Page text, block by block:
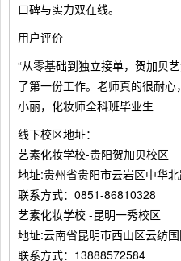
口碑与实力双在线。
用户评价
“从零基础到独立接单，贺加贝
了第一份工作。老师真的很耐
小丽，化妆师全科班毕业生
线下校区地址：
艺素化妆学校-贵阳贺加贝校区
地址:贵州省贵阳市云岩区中华
联系方式：0851-86810328
艺素化妆学校 -昆明一秀校区
地址:云南省昆明市西山区云纺
联系方式：13888572584